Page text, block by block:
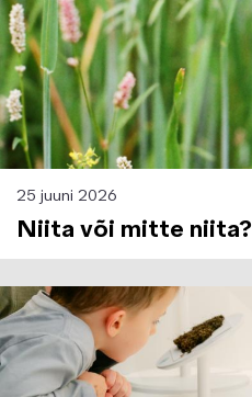
25 juuni 2026
Niita või mitte niita?
Image